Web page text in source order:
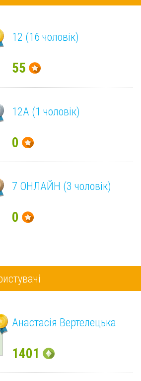
12 (16 чоловік)
55
12А (1 чоловік)
0
7 ОНЛАЙН (3 чоловік)
0
Анастасія Вертелецька
1401